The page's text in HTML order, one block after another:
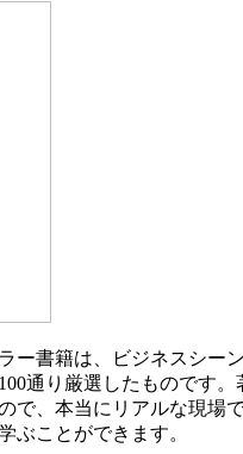
ー書籍は、ビジネスシー
通り厳選したものです。
で、本当にリアルな現場
ぶことができます。